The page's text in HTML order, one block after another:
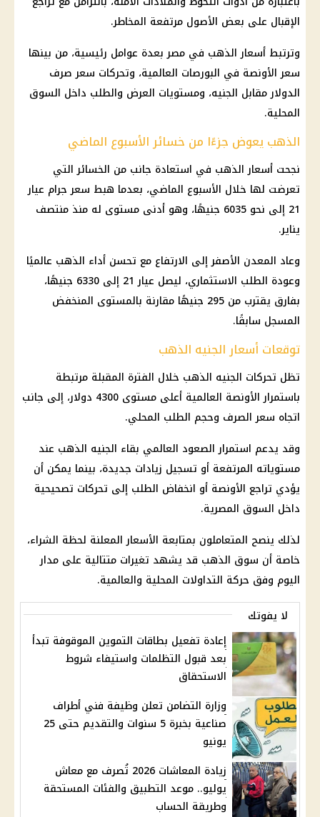
الإقبال على بعض الأصول مرتفعة المخاطر.
وترتبط أسعار الذهب في مصر بعدة عوامل رئيسية، من بينها
سعر الأونصة في البورصات العالمية، وتحركات سعر صرف
الدولار مقابل الجنيه، ومستويات العرض والطلب داخل السوق
المحلية.
الذهب يعوض جزءًا من خسائر الأسبوع الماضي
نجحت أسعار الذهب في استعادة جانب من الخسائر التي
تعرضت لها خلال الأسبوع الماضي، بعدما هبط سعر جرام عيار
21 إلى نحو 6035 جنيهًا، وهو أدنى مستوى له منذ منتصف
يناير.
وعاد المعدن الأصفر إلى الارتفاع مع تحسن أداء الذهب عالميًا
وعودة الطلب الاستثماري، ليصل عيار 21 إلى 6330 جنيهًا،
بفارق يقترب من 295 جنيهًا مقارنة بالمستوى المنخفض
المسجل سابقًا.
توقعات أسعار الجنيه الذهب
تظل تحركات الجنيه الذهب خلال الفترة المقبلة مرتبطة
باستمرار الأونصة العالمية أعلى مستوى 4300 دولار، إلى جانب
اتجاه سعر الصرف وحجم الطلب المحلي.
وقد يدعم استمرار الصعود العالمي بقاء الجنيه الذهب عند
مستوياته المرتفعة أو تسجيل زيادات جديدة، بينما يمكن أن
يؤدي تراجع الأونصة أو انخفاض الطلب إلى تحركات تصحيحية
داخل السوق المصرية.
لذلك ينصح المتعاملون بمتابعة الأسعار المعلنة لحظة الشراء،
خاصة أن سوق الذهب قد يشهد تغيرات متتالية على مدار
اليوم وفق حركة التداولات المحلية والعالمية.
لا يفوتك
إعادة تفعيل بطاقات التموين الموقوفة تبدأ
بعد قبول التظلمات واستيفاء شروط
الاستحقاق
وزارة التضامن تعلن وظيفة فني أطراف
صناعية بخبرة 5 سنوات والتقديم حتى 25
يونيو
زيادة المعاشات 2026 تُصرف مع معاش
يوليو.. موعد التطبيق والفئات المستحقة
وطريقة الحساب